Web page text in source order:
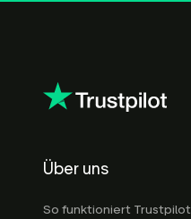
Über uns
So funktioniert Trustpilot